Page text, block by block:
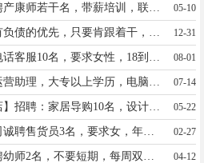
05-10
12-31
08-01
07-14
顾家家居【居然之家店】招聘：家居导购10名，设计师5名，家居主播2名，要求：45岁以下，活泼开朗，沟通能力强，综合工资8000-20000元，地址：居然之家顾家家居，电话：18532133307 05-22
鹏博缝纫设备有限公司诚聘售货员3名，要求女，年龄25-38岁，常白班，月休2天，薪资待遇优厚，有意者请联系18713921180 02-27
04-12